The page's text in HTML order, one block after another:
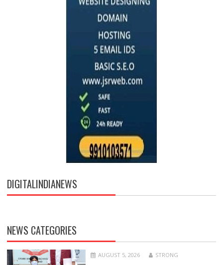
DIGITALINDIANEWS
NEWS CATEGORIES
AUGUST 5, 2026 STRONG